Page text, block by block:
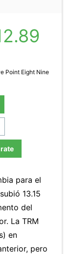
Point Eight Nine
para el
13.15
del
La TRM
en
pero